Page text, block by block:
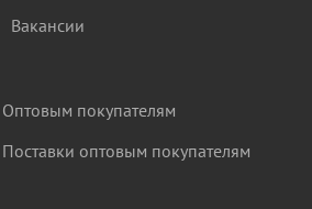
Вакансии
Оптовым покупателям
оптовым покупателям